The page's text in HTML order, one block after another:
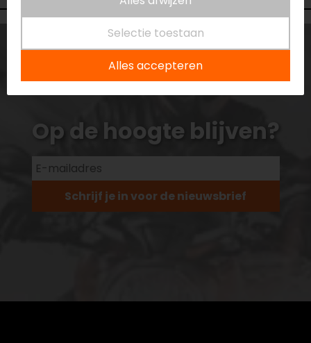
Op de hoogte blijven?
Schrijf je in voor de nieuwsbrief
Selectie toestaan
Alles accepteren